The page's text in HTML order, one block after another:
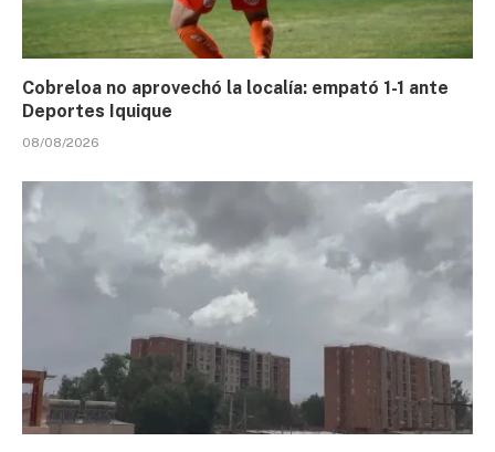
Cobreloa no aprovechó la localía: empató 1-1 ante
Deportes Iquique
08/08/2026